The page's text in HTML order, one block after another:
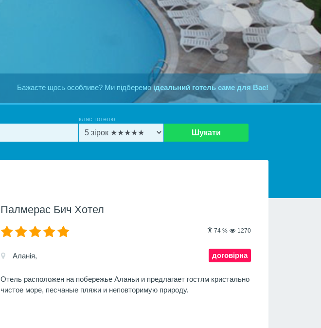
Бажаєте щось особливе? Ми підберемоідеальний готель саме для Вас!
клас готелю
Шукати
Палмерас Бич Хотел
74 % 1270
договірна
Аланія,
Отель расположен на побережье Аланьи и предлагает гостям кристально
чистое море, песчаные пляжи и неповторимую природу.